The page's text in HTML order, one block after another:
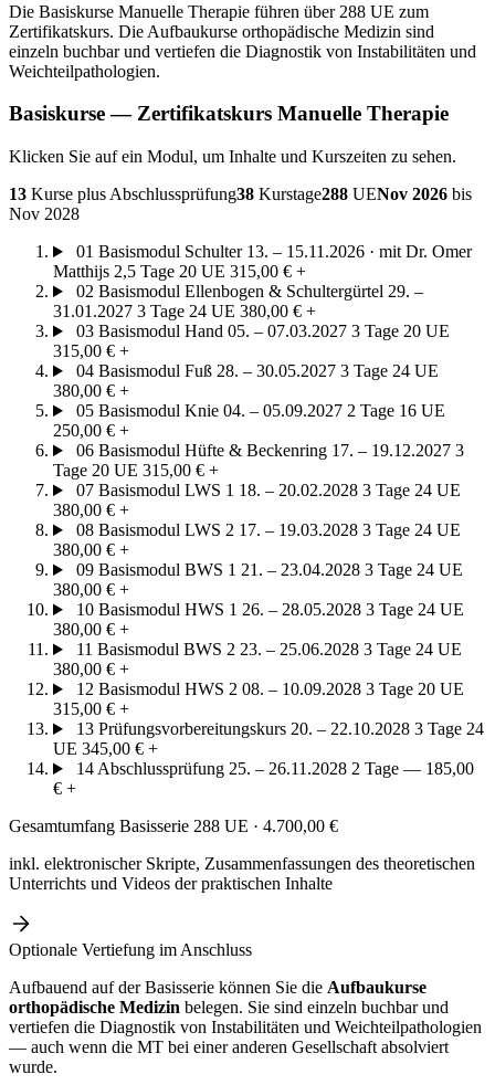
Die Basiskurse Manuelle Therapie führen über 288 UE zum
Zertifikatskurs. Die Aufbaukurse orthopädische Medizin sind
einzeln buchbar und vertiefen die Diagnostik von Instabilitäten und
Weichteilpathologien.
Basiskurse — Zertifikatskurs Manuelle Therapie
Klicken Sie auf ein Modul, um Inhalte und Kurszeiten zu sehen.
13 Kurse plus Abschlussprüfung38 Kurstage288 UENov 2026 bis
Nov 2028
01 Basismodul Schulter 13. – 15.11.2026 · mit Dr. Omer
Matthijs 2,5 Tage 20 UE 315,00 € +
02 Basismodul Ellenbogen & Schultergürtel 29. –
31.01.2027 3 Tage 24 UE 380,00 € +
03 Basismodul Hand 05. – 07.03.2027 3 Tage 20 UE
315,00 € +
04 Basismodul Fuß 28. – 30.05.2027 3 Tage 24 UE
380,00 € +
05 Basismodul Knie 04. – 05.09.2027 2 Tage 16 UE
250,00 € +
06 Basismodul Hüfte & Beckenring 17. – 19.12.2027 3
Tage 20 UE 315,00 € +
07 Basismodul LWS 1 18. – 20.02.2028 3 Tage 24 UE
380,00 € +
08 Basismodul LWS 2 17. – 19.03.2028 3 Tage 24 UE
380,00 € +
09 Basismodul BWS 1 21. – 23.04.2028 3 Tage 24 UE
380,00 € +
10 Basismodul HWS 1 26. – 28.05.2028 3 Tage 24 UE
380,00 € +
11 Basismodul BWS 2 23. – 25.06.2028 3 Tage 24 UE
380,00 € +
12 Basismodul HWS 2 08. – 10.09.2028 3 Tage 20 UE
315,00 € +
13 Prüfungsvorbereitungskurs 20. – 22.10.2028 3 Tage 24
UE 345,00 € +
14 Abschlussprüfung 25. – 26.11.2028 2 Tage — 185,00
€ +
Gesamtumfang Basisserie 288 UE · 4.700,00 €
inkl. elektronischer Skripte, Zusammenfassungen des theoretischen
Unterrichts und Videos der praktischen Inhalte
Optionale Vertiefung im Anschluss
Aufbauend auf der Basisserie können Sie die Aufbaukurse
orthopädische Medizin belegen. Sie sind einzeln buchbar und
vertiefen die Diagnostik von Instabilitäten und Weichteilpathologien
— auch wenn die MT bei einer anderen Gesellschaft absolviert
wurde.